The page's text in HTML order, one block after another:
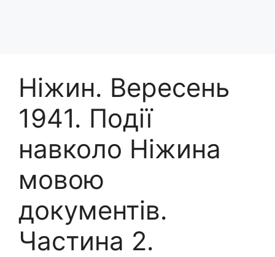
Ніжин. Вересень
1941. Події
навколо Ніжина
мовою
документів.
Частина 2.